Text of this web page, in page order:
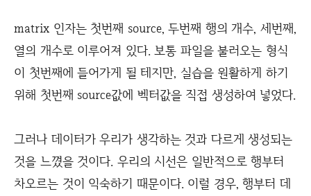
matrix 인자는 첫번째 source, 두번째 행의 개수, 세번째,
열의 개수로 이루어져 있다. 보통 파일을 불러오는 형식
이 첫번째에 들어가게 될 테지만, 실습을 원활하게 하기
위해 첫번째 source값에 벡터값을 직접 생성하여 넣었다.
그러나 데이터가 우리가 생각하는 것과 다르게 생성되는
것을 느꼈을 것이다. 우리의 시선은 일반적으로 행부터
차오르는 것이 익숙하기 때문이다. 이럴 경우, 행부터 데